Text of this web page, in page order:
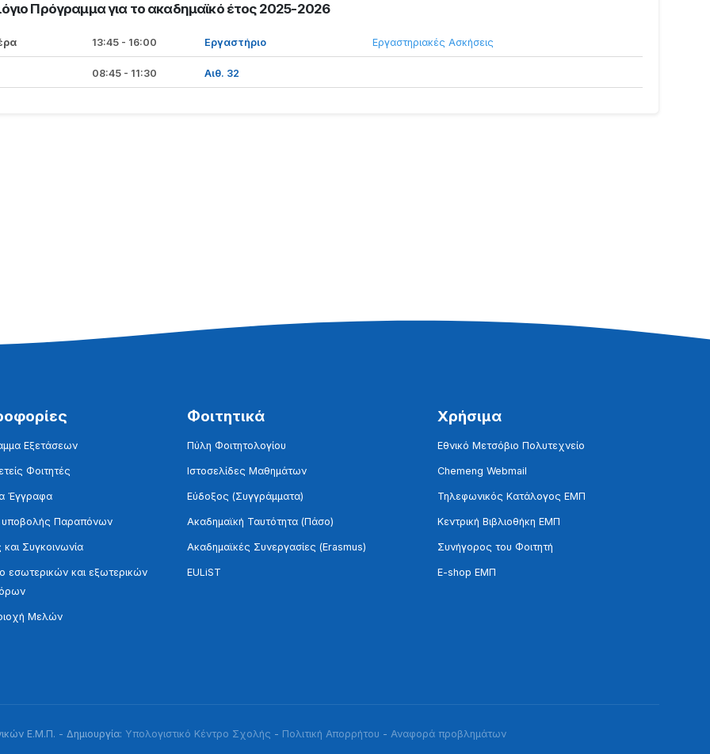
Πρόγραμμα για το ακαδημαϊκό έτος 2025-2026
13:45 - 16:00 Εργαστήριο Εργαστηριακές Ασκήσεις
08:45 - 11:30 Αιθ. 32
Εξετάσεων
Φοιτητές
Έγγραφα
Παραπόνων
Συγκοινωνία
εσωτερικών και εξωτερικών
Μελών
Φοιτητικά
Πύλη Φοιτητολογίου
Ιστοσελίδες Μαθημάτων
Εύδοξος (Συγγράμματα)
Ακαδημαϊκή Ταυτότητα (Πάσο)
Ακαδημαϊκές Συνεργασίες (Erasmus)
EULiST
Χρήσιμα
Εθνικό Μετσόβιο Πολυτεχνείο
Chemeng Webmail
Τηλεφωνικός Κατάλογος ΕΜΠ
Κεντρική Βιβλιοθήκη ΕΜΠ
Συνήγορος του Φοιτητή
E-shop ΕΜΠ
Ε.Μ.Π. - Δημιουργία: Υπολογιστικό Κέντρο Σχολής - Πολιτική Απορρήτου - Αναφορά προβλημάτων